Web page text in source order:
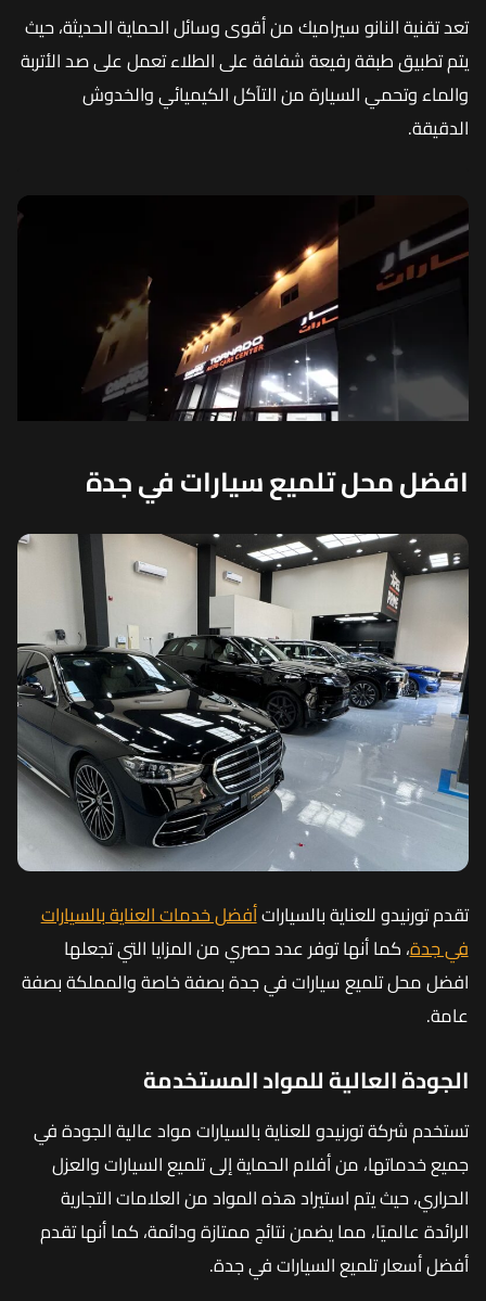
تعد تقنية النانو سيراميك من أقوى وسائل الحماية الحديثة، حيث
يتم تطبيق طبقة رفيعة شفافة على الطلاء تعمل على صد الأتربة
والماء وتحمي السيارة من التآكل الكيميائي والخدوش
الدقيقة.
افضل محل تلميع سيارات في جدة
تقدم تورنيدو للعناية بالسياراتأفضل خدمات العناية بالسيارات
في جدة، كما أنها توفر عدد حصري من المزايا التي تجعلها
افضل محل تلميع سيارات في جدة بصفة خاصة والمملكة بصفة
عامة.
الجودة العالية للمواد المستخدمة
تستخدم شركة تورنيدو للعناية بالسيارات مواد عالية الجودة في
جميع خدماتها، من أفلام الحماية إلى تلميع السيارات والعزل
الحراري، حيث يتم استيراد هذه المواد من العلامات التجارية
الرائدة عالميًا، مما يضمن نتائج ممتازة ودائمة، كما أنها تقدم
أفضل أسعار تلميع السيارات في جدة.